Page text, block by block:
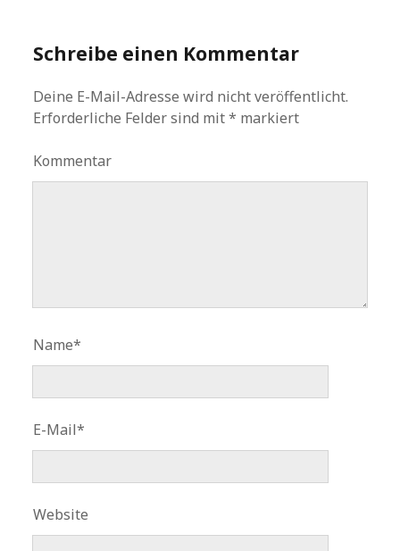
Schreibe einen Kommentar
Deine E-Mail-Adresse wird nicht veröffentlicht.
Erforderliche Felder sind mit* markiert
Kommentar
Name*
E-Mail*
Website